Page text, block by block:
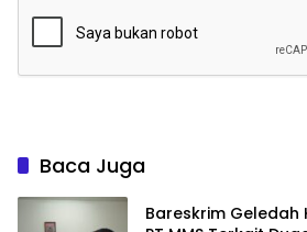
Baca Juga
Bareskrim